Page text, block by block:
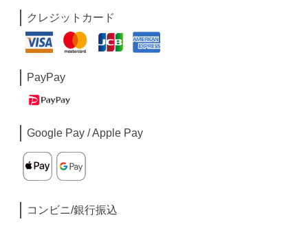
クレジットカード
PayPay
Google Pay / Apple Pay
コンビニ/銀行振込